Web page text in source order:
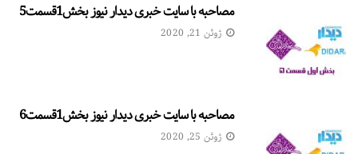
مصاحبه با سایت خبری دیدار نیوز بخش1قسمت5
ژوئن 21, 2020
مصاحبه با سایت خبری دیدار نیوز بخش1قسمت6
ژوئن 25, 2020